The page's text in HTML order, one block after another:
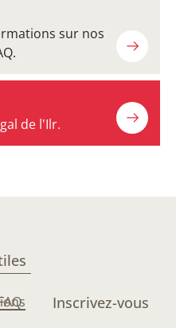
sur nos
de l'Ilr.
Inscrivez-vous